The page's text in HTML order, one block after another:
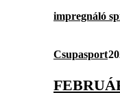
impregnáló
Csupasport